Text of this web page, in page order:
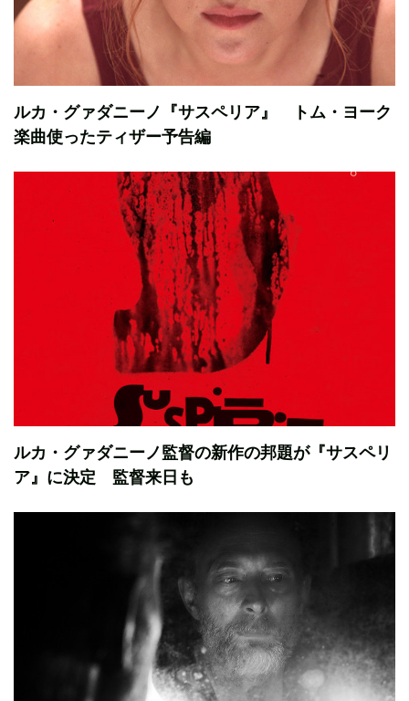
ルカ・グァダニーノ『サスペリア』 トム・ヨーク
楽曲使ったティザー予告編
ルカ・グァダニーノ監督の新作の邦題が『サスペリ
ア』に決定 監督来日も